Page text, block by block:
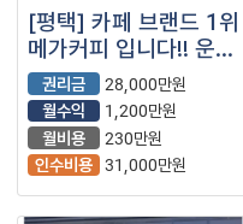
[평택] 카페 브랜드 1위
메가커피 입니다!! 운영
잘되는 지역 입니다
권리금
28,000만원
월수익
1,200만원
월비용
230만원
인수비용 31,000만원